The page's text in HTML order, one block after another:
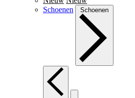
Schoenen
Schoenen